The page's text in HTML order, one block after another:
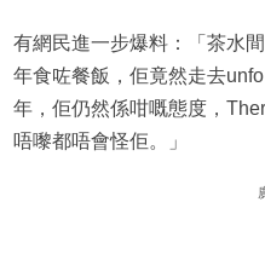
有網民進一步爆料：「茶水
年食咗餐飯，佢竟然走去
年，佢仍然係咁嘅態度，
唔嚟都唔會怪佢。」